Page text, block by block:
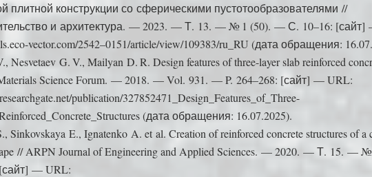
плитной конструкции со сферическими пустотообразователями //
и архитектура. — 2023. — Т. 13. — № 1 (50). — С. 10–16:
vector.com/2542–0151/article/view/109383/ru_RU (дата обращения:
Nesvetaev G. V., Mailyan D. R. Design features of three-layer slab reinforced
Science Forum. — 2018. — Vol. 931. — P. 264–268: [сайт] — URL:
publication/327852471_Design_Features_of_Three-
(дата обращения: 16.07.2025).
Sinkovskaya E., Ignatenko A. et al. Creation of reinforced concrete structures of a
// ARPN Journal of Engineering and Applied Sciences. — 2020. — Т. 15. —
[сайт] — URL: